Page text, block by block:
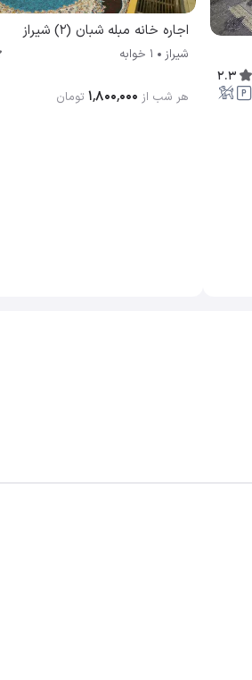
2.3
اجاره خانه مبله شبان (2) شیراز
شیراز 1 خوابه
هر شب از ۱٬۸۰۰٬۰۰۰ تومان